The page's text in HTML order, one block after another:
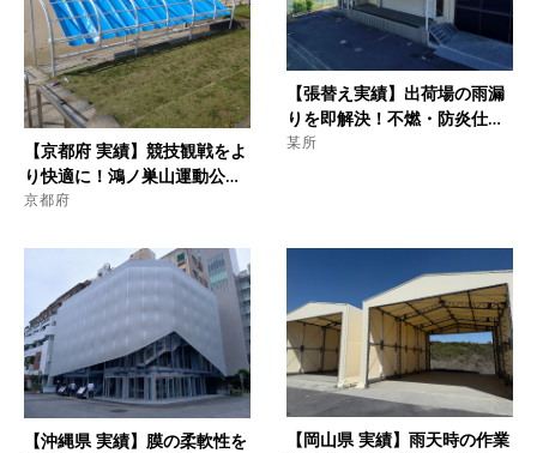
【京都府 実績】競技観戦をよ
り快適に！鴻ノ巣山運動公園
に色彩鮮やかな「開閉式テン
京都府
【張替え実績】出荷場の雨漏
りを即解決！不燃・防炎仕様
の「庇テント」張替え工事で
某所
【沖縄県 実績】膜の柔軟性を
【岡山県 実績】雨天時の作業